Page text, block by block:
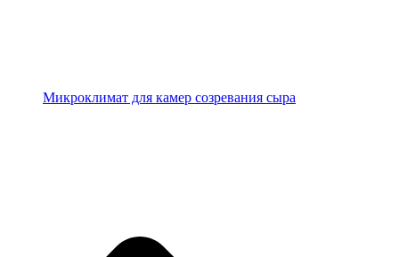
Микроклимат для камер созревания сыра